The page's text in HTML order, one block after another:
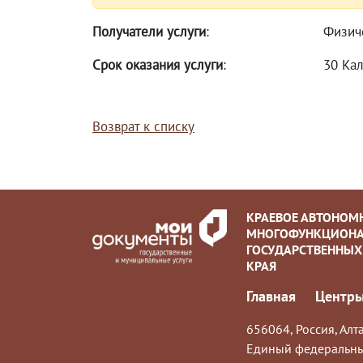
Получатели услуги:
Срок оказания услуги: 30
Возврат к списку
КРАЕВОЕ
КРАЯ
Главная
656064, Россия,
Единый